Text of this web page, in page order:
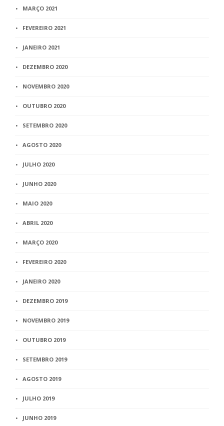
MARÇO 2021
FEVEREIRO 2021
JANEIRO 2021
DEZEMBRO 2020
NOVEMBRO 2020
OUTUBRO 2020
SETEMBRO 2020
AGOSTO 2020
JULHO 2020
JUNHO 2020
MAIO 2020
ABRIL 2020
MARÇO 2020
FEVEREIRO 2020
JANEIRO 2020
DEZEMBRO 2019
NOVEMBRO 2019
OUTUBRO 2019
SETEMBRO 2019
AGOSTO 2019
JULHO 2019
JUNHO 2019